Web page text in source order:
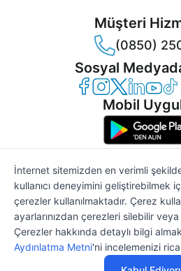
58.054 TL
Müşteri
(0850)
Sosyal
Casper Facebook
Casper Instagram
Casper Twitter
Casper
Casper
Mobil
© 2021 - 2026 Casper Bilgisayar
KVKK
Çerez
Bilgi
Bilgi Toplumu
Mesafeli Satış
İnternet sitemizden en verimli
kullanıcı deneyimini geliştirebilmek
çerezler kullanılmaktadır. Çerez
ayarlarınızdan çerezleri silebilir
Çerezler hakkında detaylı bilgi
Aydınlatma Metni'ni incelemenizi